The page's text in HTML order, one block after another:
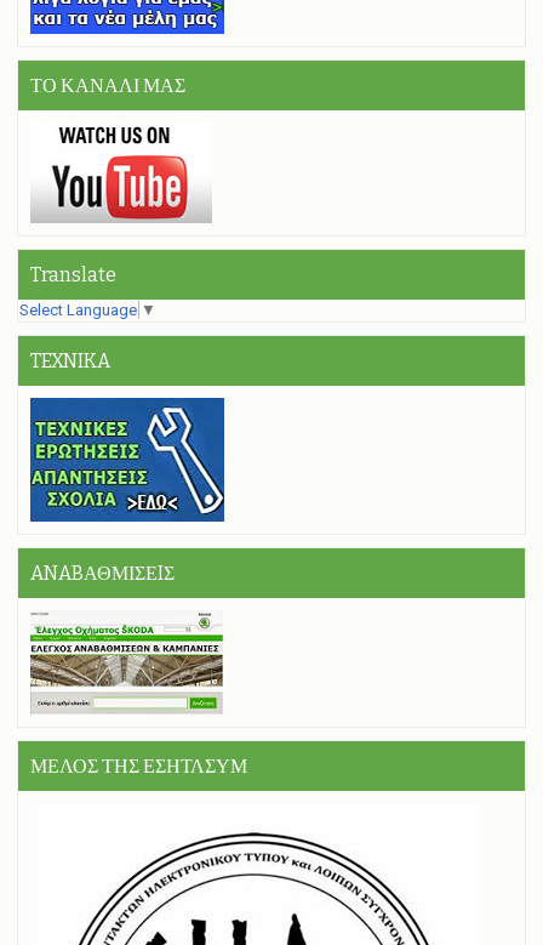
ΤΟ ΚΑΝΑΛΙ ΜΑΣ
Translate
Select Language ▼
TEXNIKA
ANABΑΘΜΙΣΕIΣ
ΜΕΛΟΣ ΤΗΣ ΕΣΗΤΛΣΥΜ